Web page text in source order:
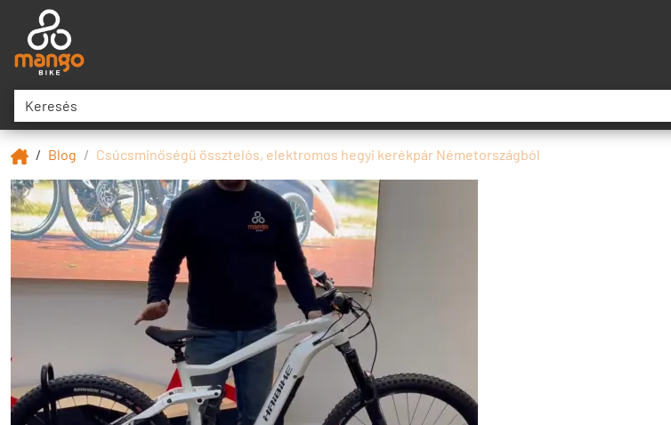
Blog Csúcsminőségű össztelós, elektromos hegyi kerékpár Németországból